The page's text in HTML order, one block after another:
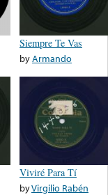
Siempre Te Vas
byArmando
Viviré Para Tí
byVirgilio Rabén